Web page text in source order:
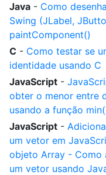
Java - Como
Swing (JLabel,
paintComponent()
C - Como testar se
identidade usando C
JavaScript -
obter o menor entre
usando a função
JavaScript -
um vetor em
objeto Array - Como
um vetor usando